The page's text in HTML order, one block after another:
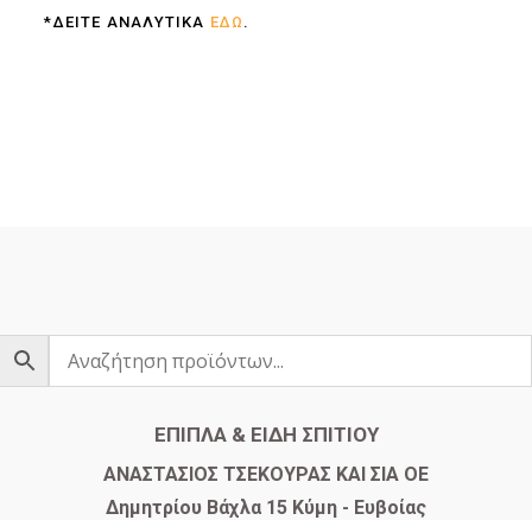
*ΔΕΙΤΕ ΑΝΑΛΥΤΙΚΑ ΕΔΩ .
ΕΠΙΠΛΑ & ΕΙΔΗ ΣΠΙΤΙΟΥ
​ΑΝΑΣΤΑΣΙΟΣ ΤΣΕΚΟΥΡΑΣ ΚΑΙ ΣΙΑ ΟΕ
Δημητρίου Βάχλα 15 Κύμη - Ευβοίας